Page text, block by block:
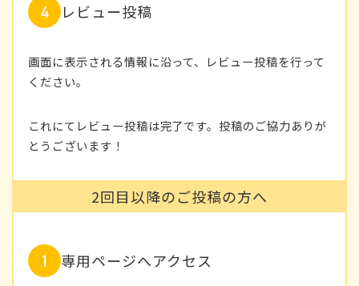
レビュー投稿
画面に表示される情報に沿って、レビュー投稿を行って
ください。
これにてレビュー投稿は完了です。投稿のご協力ありが
とうございます！
2回目以降のご投稿の方へ
専用ページへアクセス